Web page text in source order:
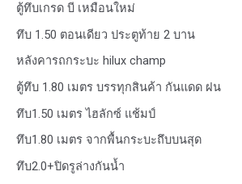
ตู้ทึบเกรด บี เหมือนใหม่
ทึบ 1.50 ตอนเดียว ประตูท้าย 2 บาน
หลังคารถกระบะ hilux champ
ตู้ทึบ 1.80 เมตร บรรทุกสินค้า กันแดด ฝน
ทึบ1.50 เมตร ไฮลักซ์ แช้มป์
ทึบ1.80 เมตร จากพื้นกระบะถึบบนสุด
ทึบ2.0+ปิดรูล่างกันน้ำ